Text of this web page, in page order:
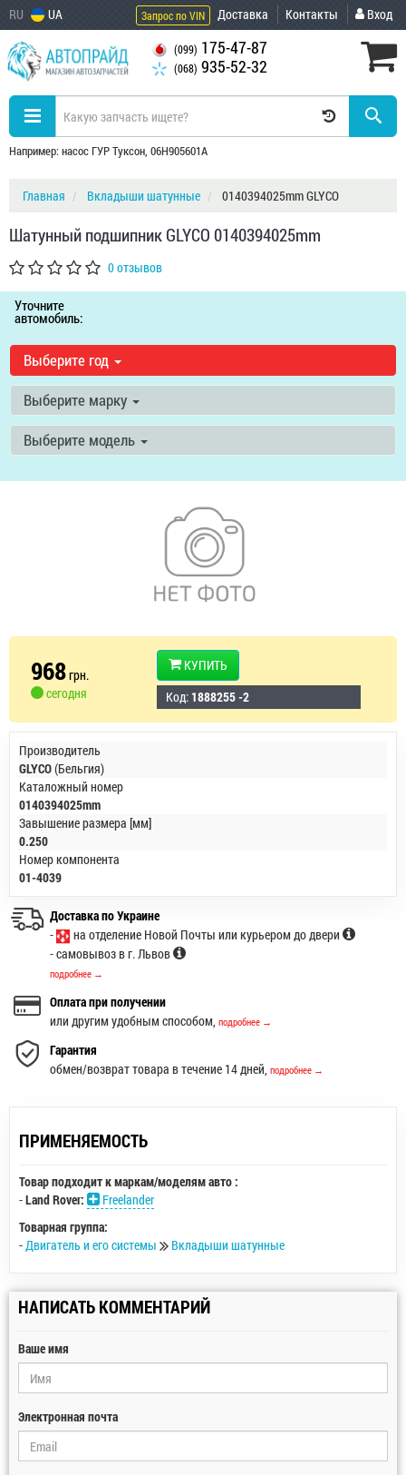
RU UA Запрос по VIN Доставка Контакты Вход
(099) 175-47-87
(068) 935-52-32
Например: насос ГУР Туксон, 06H905601A
Главная Вкладыши шатунные 0140394025mm GLYCO
Шатунный подшипник GLYCO 0140394025mm
0 отзывов
Уточните
автомобиль:
Выберите год
Выберите марку
Выберите модель
968грн.
сегодня
КУПИТЬ
Код: 1888255 -2
Производитель
GLYCO(Бельгия)
Каталожный номер
0140394025mm
Завышение размера [мм]
0.250
Номер компонента
01-4039
Доставка по Украине
-
на отделение Новой Почты или курьером до двери
- самовывоз в г. Львов
подробнее →
Оплата при получении
или другим удобным способом, подробнее →
Гарантия
обмен/возврат товара в течение 14 дней, подробнее →
ПРИМЕНЯЕМОСТЬ
Товар подходит к маркам/моделям авто :
-Land Rover:
Freelander
Товарная группа:
-Двигатель и его системы Вкладыши шатунные
НАПИСАТЬ КОММЕНТАРИЙ
Ваше имя
Электронная почта